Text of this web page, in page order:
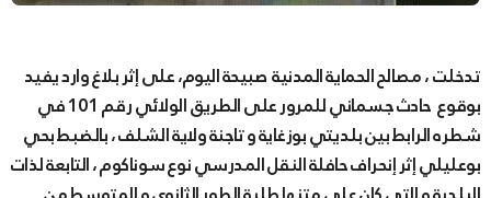
تدخلت ، مصالح الحماية المدنية صبيحة اليوم، على إثر بلاغ وارد يفيد
بوقوع حادث جسماني للمرور على الطريق الولائي رقم 101 في
شطره الرابط بين بلديتي بوزغاية و تاجنة ولاية الشلف ، بالضبط بحي
بوعليلي إثر إنحراف حافلة النقل المدرسي نوع سوناكوم ، التابعة لذات